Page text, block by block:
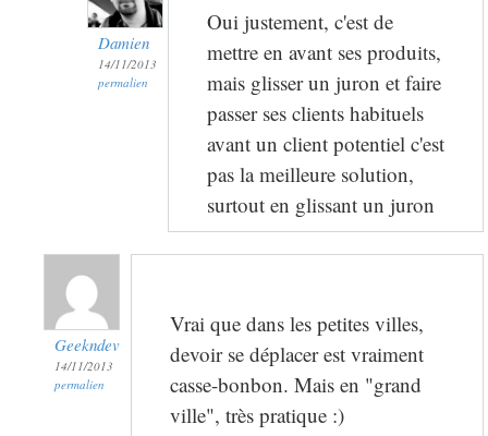
Damien
14/11/2013
permalien
Oui justement, c'est de
mettre en avant ses produits,
mais glisser un juron et faire
passer ses clients habituels
avant un client potentiel c'est
pas la meilleure solution,
surtout en glissant un juron
Geekndev
14/11/2013
permalien
Vrai que dans les petites villes,
devoir se déplacer est vraiment
casse-bonbon. Mais en "grand
ville", très pratique :)